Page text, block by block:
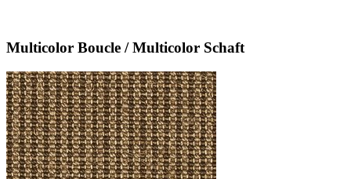
Multicolor Boucle / Multicolor Schaft